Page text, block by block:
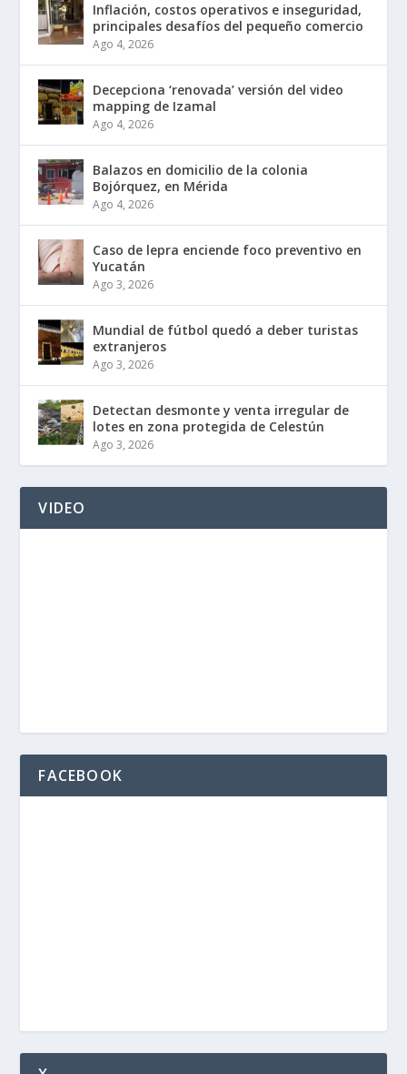
Inflación, costos operativos e inseguridad,
principales desafíos del pequeño comercio
Ago 4, 2026
Decepciona ‘renovada’ versión del video
mapping de Izamal
Ago 4, 2026
Balazos en domicilio de la colonia
Bojórquez, en Mérida
Ago 4, 2026
Caso de lepra enciende foco preventivo en
Yucatán
Ago 3, 2026
Mundial de fútbol quedó a deber turistas
extranjeros
Ago 3, 2026
Detectan desmonte y venta irregular de
lotes en zona protegida de Celestún
Ago 3, 2026
VIDEO
FACEBOOK